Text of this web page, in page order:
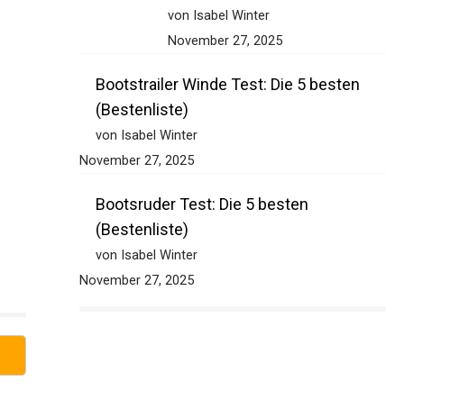
von Isabel Winter
November 27, 2025
Bootstrailer Winde Test: Die 5 besten
(Bestenliste)
von Isabel Winter
November 27, 2025
Bootsruder Test: Die 5 besten
(Bestenliste)
von Isabel Winter
November 27, 2025